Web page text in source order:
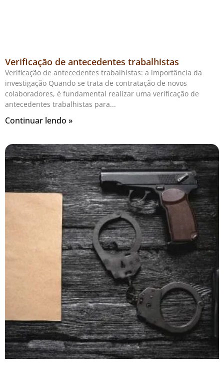
Verificação de antecedentes trabalhistas
Verificação de antecedentes trabalhistas: a importância da
investigação Quando se trata de contratação de novos
colaboradores, é fundamental realizar uma verificação de
antecedentes trabalhistas para
Continuar lendo »